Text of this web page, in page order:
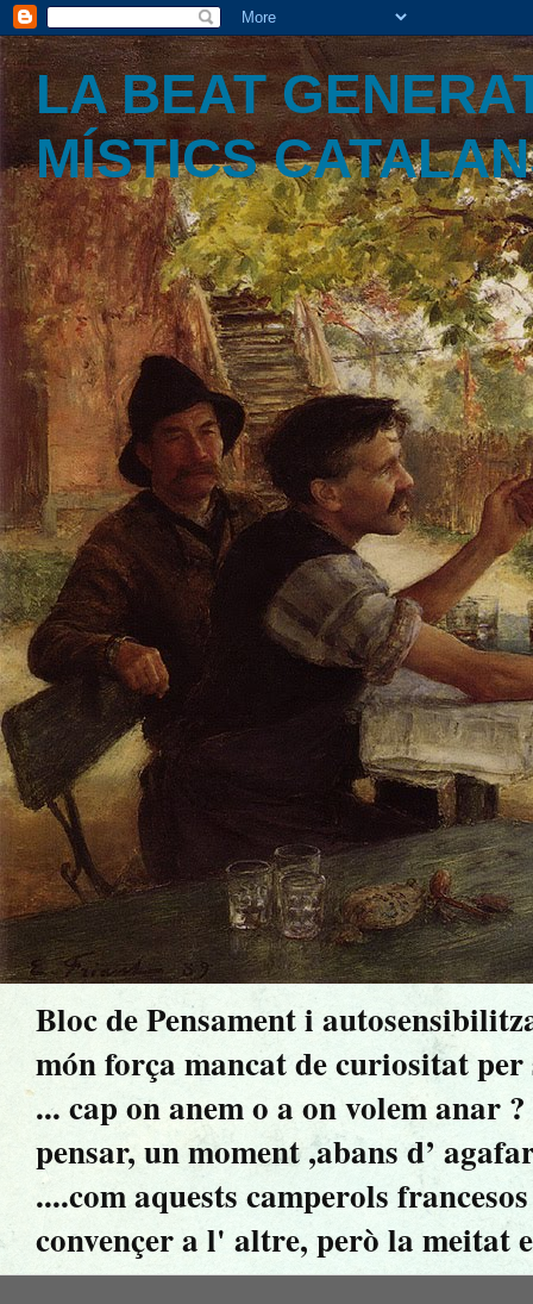
LA BEAT
MÍSTICS
Bloc de Pensament i
món força mancat de curiositat per
... cap on anem o a on volem anar
pensar, un moment ,abans d’
....com aquests camperols
convençer a l' altre, però la meitat